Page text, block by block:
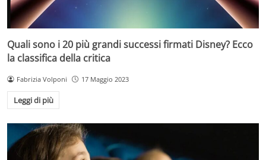
Quali sono i 20 più grandi successi firmati Disney? Ecco
la classifica della critica
Fabrizia Volponi 17 Maggio 2023
Leggi di più